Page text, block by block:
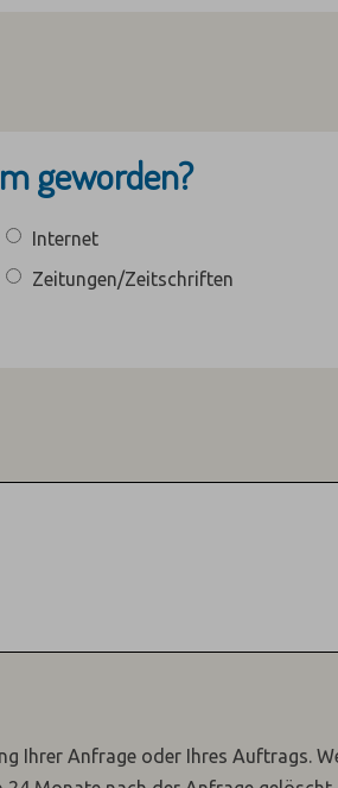
geworden?
Internet
Zeitungen/Zeitschriften
Ihrer Anfrage oder Ihres Auftrags.